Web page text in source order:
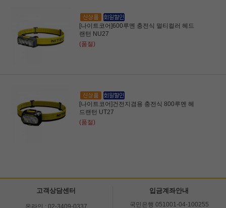
[나이트코어]600루멘 충전식 멀티컬러 헤드
랜턴 NU27
(품절)
[나이트코어]건전지겸용 충전식 800루멘 헤
드랜턴 UT27
(품절)
고객상담센터
온라인 : 02-3409-0337
입금계좌안내
국민은행 051001-04-100255